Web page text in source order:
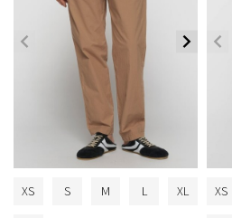
XS S M L XL XS